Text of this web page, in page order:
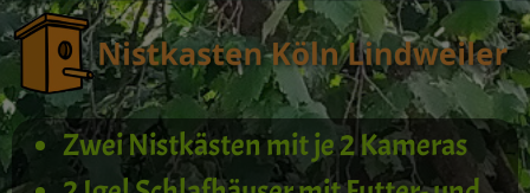
Zwei Nistkästen mit je 2 Kameras